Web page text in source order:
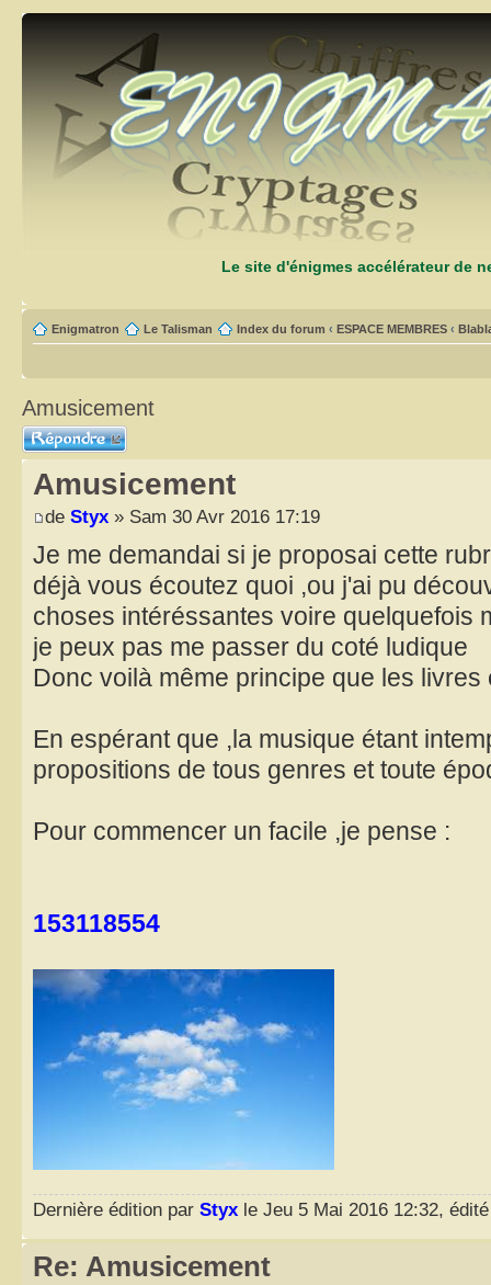
Le site d'énigmes accélérateur de
Enigmatron Le Talisman Index du forum ‹ ESPACE MEMBRES ‹
Amusicement
Répondre
Amusicement
de Styx » Sam 30 Avr 2016 17:19
Je me demandai si je proposai cette
déjà vous écoutez quoi ,ou j'ai pu
choses intéréssantes voire quelquefois
je peux pas me passer du coté ludique
Donc voilà même principe que les livres
En espérant que ,la musique étant
propositions de tous genres et toute
Pour commencer un facile ,je pense :
153118554
Dernière édition par Styx le Jeu 5 Mai 2016 12:32,
Re: Amusicement